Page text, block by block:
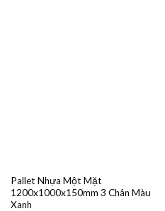
Pallet Nhựa Một Mặt
1200x1000x150mm 3 Chân Màu
Xanh